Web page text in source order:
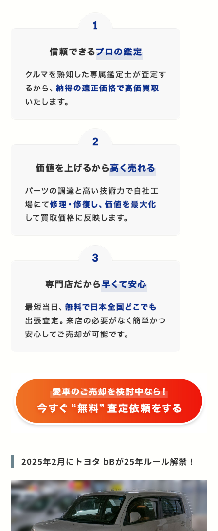
2025年2月にトヨタ bBが25年ルール解禁！